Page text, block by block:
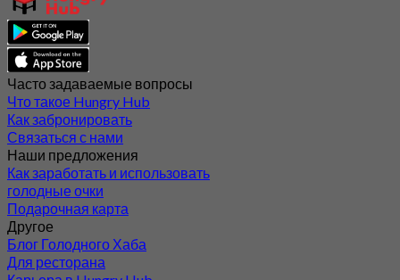
Часто задаваемые вопросы
Что такое Hungry Hub
Как забронировать
Связаться с нами
Наши предложения
Как заработать и использовать
голодные очки
Подарочная карта
Другое
Блог Голодного Хаба
Для ресторана
Карьера в Hungry Hub
Мы принимаем